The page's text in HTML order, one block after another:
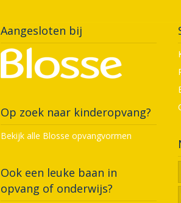
Aangesloten bij
Op zoek naar kinderopvang?
Bekijk alle Blosse opvangvormen
Ook een leuke baan in
opvang of onderwijs?